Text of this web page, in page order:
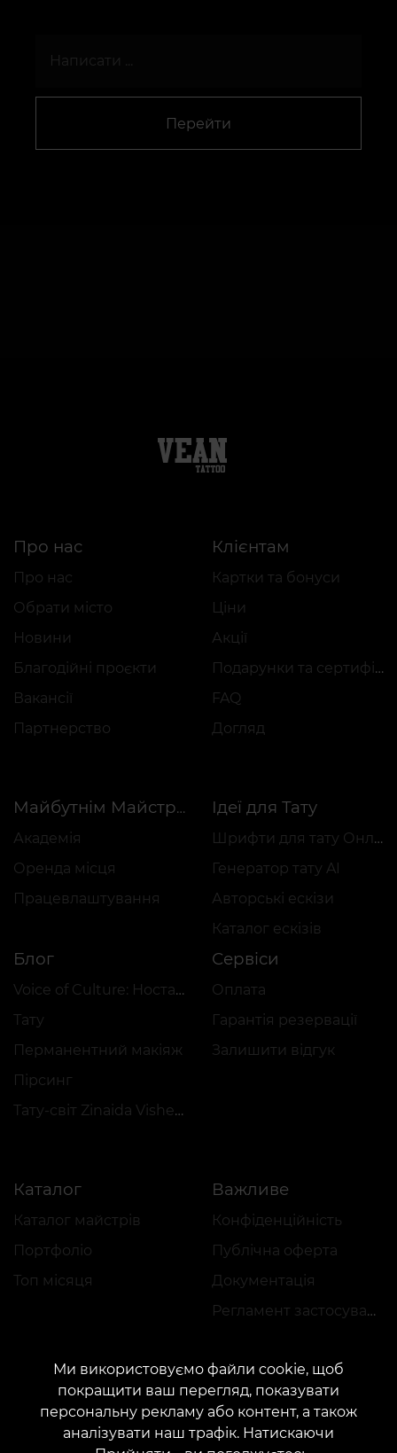
Перейти
Про нас
Про нас
Обрати місто
Новини
Благодійні проєкти
Вакансії
Партнерство
Клієнтам
Картки та бонуси
Ціни
Акції
Подарунки та сертифікати
FAQ
Догляд
Майбутнім Майстрам
Академія
Оренда місця
Працевлаштування
Ідеї для Тату
Шрифти для тату Онлайн
Генератор тату AI
Авторські ескізи
Каталог ескізів
Блог
Voice of Culture: Ностальгія за 2000-ми
Тату
Перманентний макіяж
Пірсинг
Тату-світ Zinaida Vishenka
Сервіси
Оплата
Гарантія резервації
Залишити відгук
Каталог
Каталог майстрів
Портфоліо
Топ місяця
Важливе
Конфіденційність
Публічна оферта
Документація
Регламент застосування акцій
КОНТАКТИ
Ми використовуємо файли cookie, щоб
покращити ваш перегляд, показувати
персональну рекламу або контент, а також
аналізувати наш трафік. Натискаючи